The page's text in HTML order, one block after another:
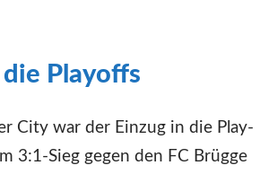
die Playoffs
City war der Einzug in die Play-
3:1-Sieg gegen den FC Brügge